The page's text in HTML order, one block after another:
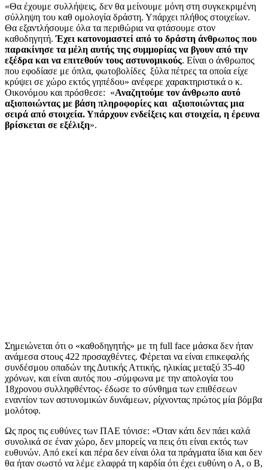
«Θα έχουμε συλλήψεις, δεν θα μείνουμε μόνη στη συγκεκριμένη
σύλληψη του καθ ομολογία δράστη. Υπάρχει πλήθος στοιχείων.
Θα εξαντλήσουμε όλα τα περιθώρια να φτάσουμε στον
καθοδηγητή.Έχει κατονομαστεί από το δράστη άνθρωπος που
παρακίνησε τα μέλη αυτής της συμμορίας να βγουν από την
εξέδρα και να επιτεθούν τους αστυνομικούς. Είναι ο άνθρωπος
που εφοδίασε με όπλα, φωτοβολίδες ξύλα πέτρες τα οποία είχε
κρύψει σε χώρο εκτός γηπέδου» ανέφερε χαρακτηριστικά ο κ.
Οικονόμου και πρόσθεσε: «Αναζητούμε τον άνθρωπο αυτό
αξιοποιώντας με βάση πληροφορίες και αξιοποιώντας μια
σειρά από στοιχεία. Υπάρχουν ενδείξεις και στοιχεία, η έρευνα
βρίσκεται σε εξέλιξη».
Σημειώνεται ότι ο «καθοδηγητής» με τη full face μάσκα δεν ήταν
ανάμεσα στους 422 προσαχθέντες. Φέρεται να είναι επικεφαλής
συνδέσμου οπαδών της Δυτικής Αττικής, ηλικίας μεταξύ 35-40
χρόνων, και είναι αυτός που -σύμφωνα με την απολογία του
18χρονου συλληφθέντος- έδωσε το σύνθημα των επιθέσεων
εναντίον των αστυνομικών δυνάμεων, ρίχνοντας πρώτος μία βόμβα
μολότοφ.
Ως προς τις ευθύνες των ΠΑΕ τόνισε: «Όταν κάτι δεν πάει καλά
συνολικά σε έναν χώρο, δεν μπορείς να πεις ότι είναι εκτός των
ευθυνών. Από εκεί και πέρα δεν είναι όλα τα πράγματα ίδια και δεν
θα ήταν σωστό να λέμε ελαφρά τη καρδία ότι έχει ευθύνη ο Α, ο Β,